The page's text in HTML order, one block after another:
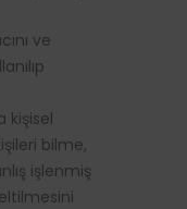
ve
kişisel
bilme,
işlenmiş